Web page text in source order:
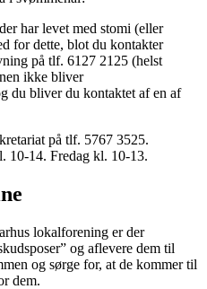
har levet med stomi (eller
for dette, blot du kontakter
på tlf. 6127 2125 (helst
ikke bliver
du bliver du kontaktet af en af
på tlf. 5767 3525.
10-14. Fredag kl. 10-13.
lokalforening er der
og aflevere dem til
og sørge for, at de kommer til
dem.